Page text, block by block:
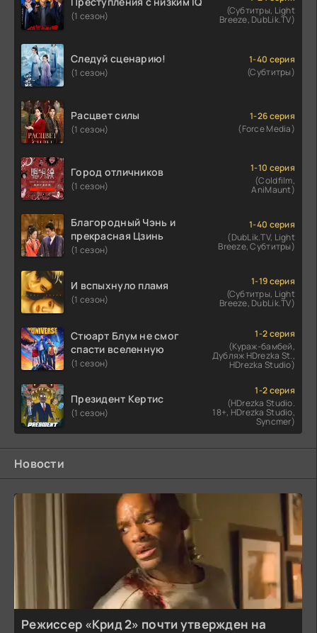
(1 сезон)
(Субтитры, Light
Breeze, DubLik.TV)
Следуй сценарию!
(1 сезон)
1-40 серия
(Субтитры)
Расцвет силы
(1 сезон)
1-26 серия
(Force Media)
Город отличников
(1 сезон)
1-10 серия
(Coldfilm,
AniMaunt)
Благородный Чэнь и
прекрасная Цзинь
(1 сезон)
1-40 серия
(DubLik.TV, Light
Breeze, Субтитры)
И вспыхнуло пламя
(1 сезон)
1-19 серия
(Субтитры, Light
Breeze, DubLik.TV)
Стюарт Блум не смог
спасти вселенную
(1 сезон)
1-2 серия
(Кураж-бамбей,
Дубляж HDrezka St.,
HDrezka Studio)
Президент Кертис
(1 сезон)
1-2 серия
(HDrezka Studio.
18+, HDrezka Studio,
Syncmer)
Новости
Режиссер «Крид 2» почти утвержден на